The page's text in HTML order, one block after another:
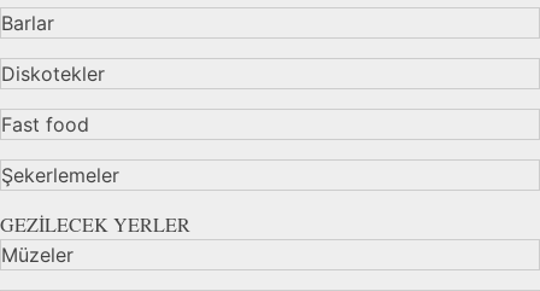
Barlar
Diskotekler
Fast food
Şekerlemeler
GEZİLECEK YERLER
Müzeler